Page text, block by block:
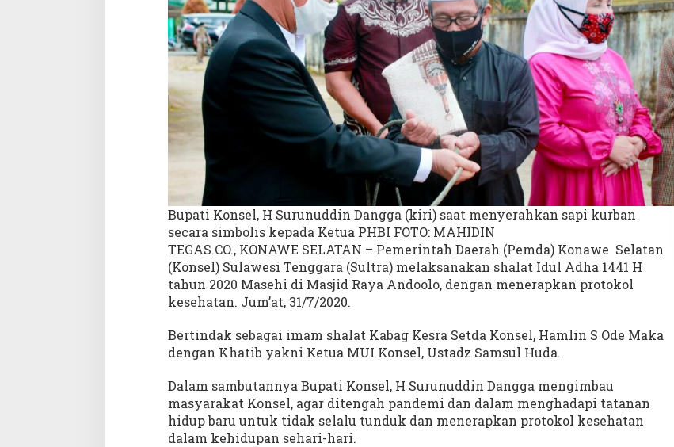
r
a
n
i
Bupati Konsel, H Surunuddin Dangga (kiri) saat menyerahkan sapi kurban
secara simbolis kepada Ketua PHBI FOTO: MAHIDIN
TEGAS.CO., KONAWE SELATAN – Pemerintah Daerah (Pemda) Konawe Selatan
(Konsel) Sulawesi Tenggara (Sultra) melaksanakan shalat Idul Adha 1441 H
tahun 2020 Masehi di Masjid Raya Andoolo, dengan menerapkan protokol
kesehatan. Jum’at, 31/7/2020.
Bertindak sebagai imam shalat Kabag Kesra Setda Konsel, Hamlin S Ode Maka
dengan Khatib yakni Ketua MUI Konsel, Ustadz Samsul Huda.
Dalam sambutannya Bupati Konsel, H Surunuddin Dangga mengimbau
masyarakat Konsel, agar ditengah pandemi dan dalam menghadapi tatanan
hidup baru untuk tidak selalu tunduk dan menerapkan protokol kesehatan
dalam kehidupan sehari-hari.